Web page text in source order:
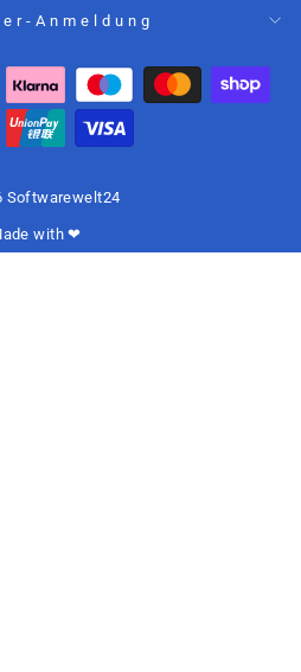
Anmeldung
Softwarewelt24
with ❤